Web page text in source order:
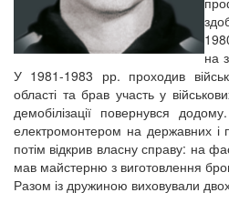
на
У 1981-1983 рр. проходив
області та брав участь у
демобілізації повернувся
електромонтером на державних і
потім відкрив власну справу: на
мав майстерню з виготовлення
Разом із дружиною виховували